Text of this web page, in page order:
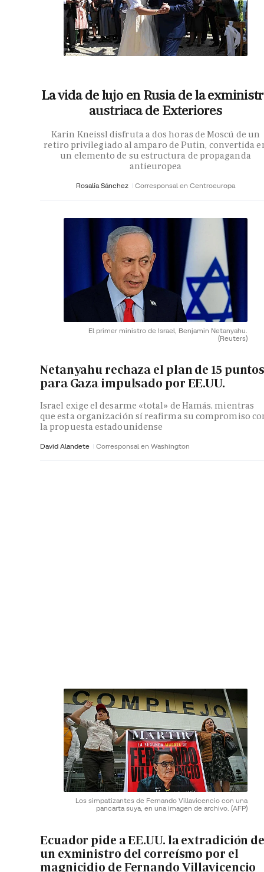
La vida de lujo en Rusia de la
austriaca de Exteriores
Karin Kneissl disfruta a dos horas de Moscú de un
retiro privilegiado al amparo de Putin, convertida
un elemento de su estructura de propaganda
antieuropea
Rosalía Sánchez Corresponsal en Centroeuropa
El primer ministro de Israel, Benjamin Netanyahu.
(Reuters)
Netanyahu rechaza el plan de 15
para Gaza impulsado por EE.UU.
Israel exige el desarme «total» de Hamás, mientras
que esta organización sí reafirma su compromiso
la propuesta estadounidense
David Alandete Corresponsal en Washington
Los simpatizantes de Fernando Villavicencio con una
pancarta suya, en una imagen de archivo. (AFP)
Ecuador pide a EE.UU. la extradición
un exministro del correísmo por el
magnicidio de Fernando Villavicencio